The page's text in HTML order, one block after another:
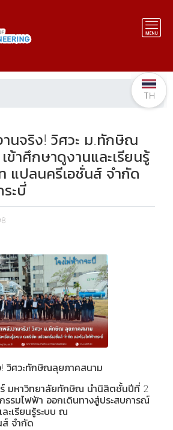
านจริง! วิศวะ ม.ทักษิณ
ข้าศึกษาดูงานและเรียนรู้
แปลนครีเอชั่นส์ จำกัด
ระบี่
! วิศวะทักษิณลุยภาคสนาม
มหาวิทยาลัยทักษิณ นำนิสิตชั้นปีที่ 2
รรมไฟฟ้า ออกเดินทางสู่ประสบการณ์
ะเรียนรู้ระบบ ณ
ส์ จำกัด
TH